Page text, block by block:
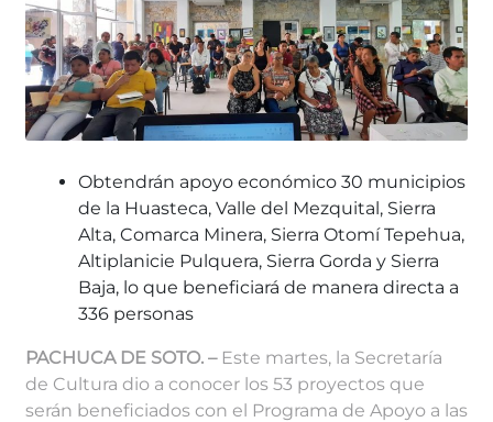
Obtendrán apoyo económico 30 municipios
de la Huasteca, Valle del Mezquital, Sierra
Alta, Comarca Minera, Sierra Otomí Tepehua,
Altiplanicie Pulquera, Sierra Gorda y Sierra
Baja, lo que beneficiará de manera directa a
336 personas
PACHUCA DE SOTO. – Este martes, la Secretaría
de Cultura dio a conocer los 53 proyectos que
serán beneficiados con el Programa de Apoyo a las